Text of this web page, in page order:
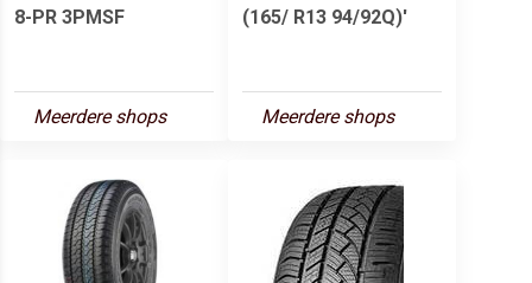
8-PR 3PMSF
Meerdere shops
(165/ R13 94/92Q)'
Meerdere shops